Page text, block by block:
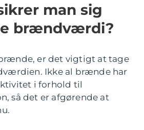
man sig
brændværdi?
er det vigtigt at tage
Ikke al brænde har
i forhold til
så det er afgørende at